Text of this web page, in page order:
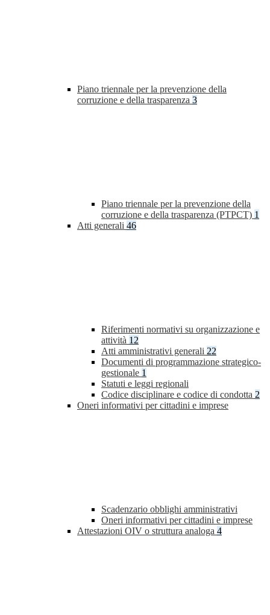
Piano triennale per la prevenzione della
corruzione e della trasparenza 3
Piano triennale per la prevenzione della
corruzione e della trasparenza (PTPCT) 1
Atti generali 46
Riferimenti normativi su organizzazione e
attività 12
Atti amministrativi generali 22
Documenti di programmazione strategico-
gestionale 1
Statuti e leggi regionali
Codice disciplinare e codice di condotta 2
Oneri informativi per cittadini e imprese
Scadenzario obblighi amministrativi
Oneri informativi per cittadini e imprese
Attestazioni OIV o struttura analoga 4